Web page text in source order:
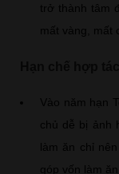
trở thành tâm
mất vàng, mất
Vào năm hạn
chủ dễ bị ảnh
làm ăn chỉ
góp vốn làm